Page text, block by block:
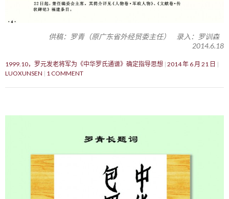
供稿：罗青（原广东省外经贸委主任） 录入：罗训森
2014.6.18
1999.10，罗元发老将军为《中华罗氏通谱》确定指导思想 2014 年 6 月 21 日
LUOXUNSEN
1 COMMENT